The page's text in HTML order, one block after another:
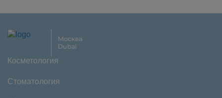
Косметология
Стоматология